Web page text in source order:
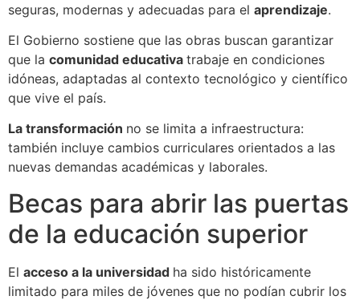
seguras, modernas y adecuadas para el aprendizaje.
El Gobierno sostiene que las obras buscan garantizar
que la comunidad educativa trabaje en condiciones
idóneas, adaptadas al contexto tecnológico y científico
que vive el país.
La transformación no se limita a infraestructura:
también incluye cambios curriculares orientados a las
nuevas demandas académicas y laborales.
Becas para abrir las puertas
de la educación superior
El acceso a la universidad ha sido históricamente
limitado para miles de jóvenes que no podían cubrir los